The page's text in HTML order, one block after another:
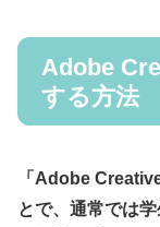
Adobe
する方法
「Adobe
とで、通常では